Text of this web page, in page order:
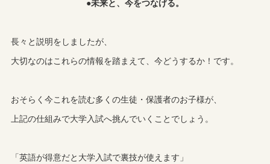
●未来と、今をつなげる。
長々と説明をしましたが、
大切なのはこれらの情報を踏まえて、今どうするか！です。
おそらく今これを読む多くの生徒・保護者のお子様が、
上記の仕組みで大学入試へ挑んでいくことでしょう。
「英語が得意だと大学入試で裏技が使えます」